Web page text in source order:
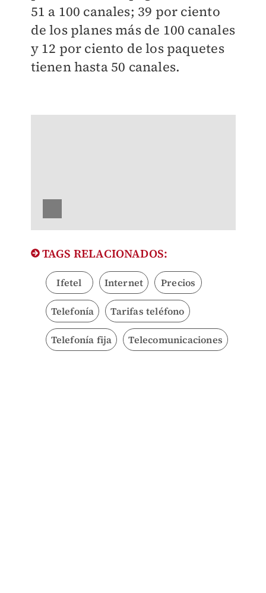
51 a 100 canales; 39 por ciento
de los planes más de 100 canales
y 12 por ciento de los paquetes
tienen hasta 50 canales.
TAGS RELACIONADOS:
Ifetel Internet Precios
Telefonía Tarifas teléfono
Telefonía fija Telecomunicaciones